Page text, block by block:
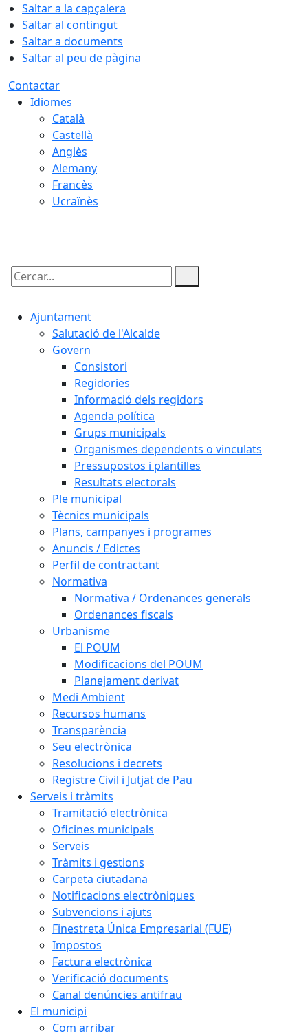
Saltar a la capçalera
Saltar al contingut
Saltar a documents
Saltar al peu de pàgina
Contactar
Idiomes
Català
Castellà
Anglès
Alemany
Francès
Ucraïnès
Cercar:
Ajuntament
Salutació de l'Alcalde
Govern
Consistori
Regidories
Informació dels regidors
Agenda política
Grups municipals
Organismes dependents o vinculats
Pressupostos i plantilles
Resultats electorals
Ple municipal
Tècnics municipals
Plans, campanyes i programes
Anuncis / Edictes
Perfil de contractant
Normativa
Normativa / Ordenances generals
Ordenances fiscals
Urbanisme
El POUM
Modificacions del POUM
Planejament derivat
Medi Ambient
Recursos humans
Transparència
Seu electrònica
Resolucions i decrets
Registre Civil i Jutjat de Pau
Serveis i tràmits
Tramitació electrònica
Oficines municipals
Serveis
Tràmits i gestions
Carpeta ciutadana
Notificacions electròniques
Subvencions i ajuts
Finestreta Única Empresarial (FUE)
Impostos
Factura electrònica
Verificació documents
Canal denúncies antifrau
El municipi
Com arribar